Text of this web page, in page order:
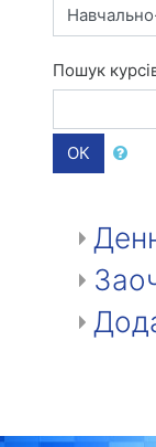
Пошук
ОК